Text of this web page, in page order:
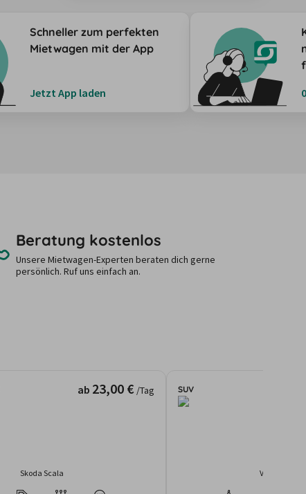
Schneller zum perfekten
Mietwagen mit der App
Jetzt App laden
Beratung kostenlos
Unsere Mietwagen-Experten beraten dich gerne
persönlich. Ruf uns einfach an.
ab 23,00 € /Tag
Skoda Scala
SUV
Volkswagen